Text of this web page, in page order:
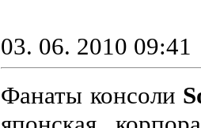
03. 06. 2010 09:41
Фанаты консоли